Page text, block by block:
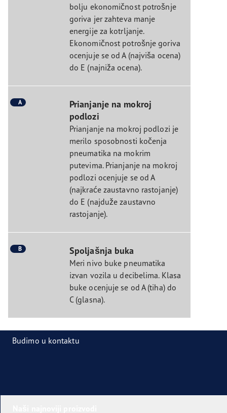
bolju ekonomičnost potrošnje
goriva jer zahteva manje
energije za kotrljanje.
Ekonomičnost potrošnje goriva
ocenjuje se od A (najviša ocena)
do E (najniža ocena).
A
Prianjanje na mokroj
podlozi
Prianjanje na mokroj podlozi je
merilo sposobnosti kočenja
pneumatika na mokrim
putevima. Prianjanje na mokroj
podlozi ocenjuje se od A
(najkraće zaustavno rastojanje)
do E (najduže zaustavno
rastojanje).
B Spoljašnja buka
Meri nivo buke pneumatika
izvan vozila u decibelima. Klasa
buke ocenjuje se od A (tiha) do
C (glasna).
Budimo u kontaktu